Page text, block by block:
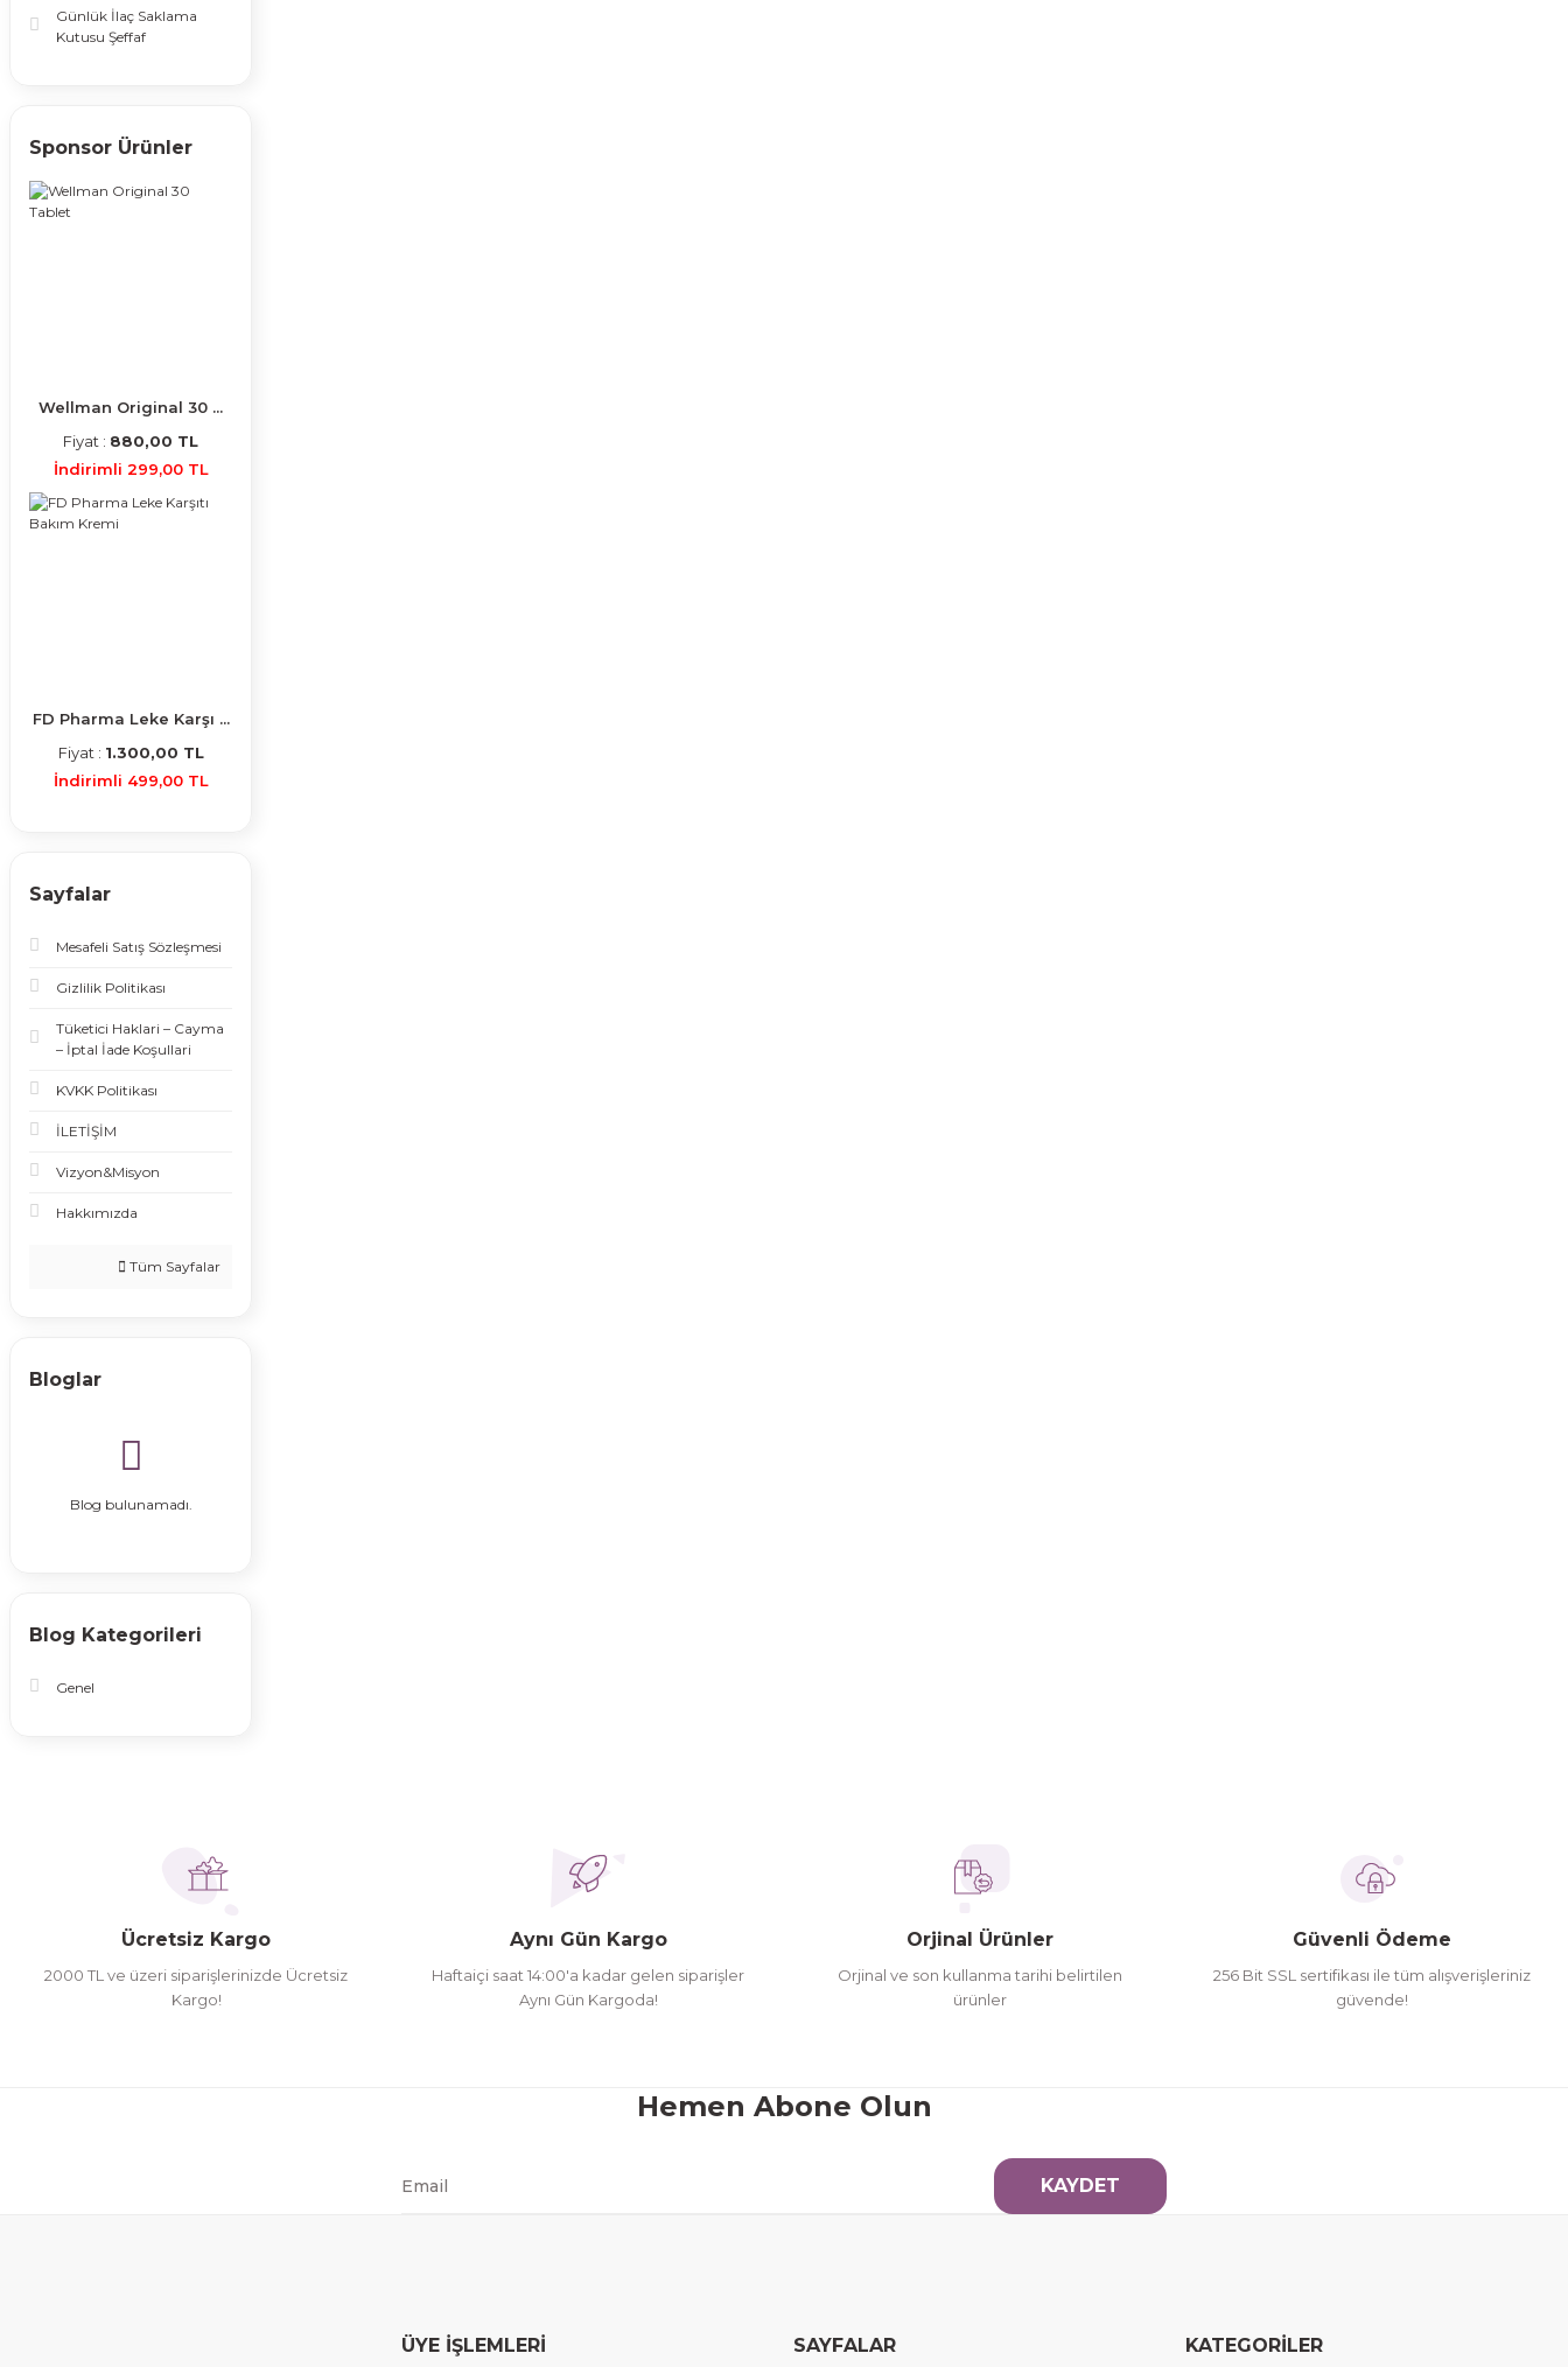
Günlük İlaç Saklama
Kutusu Şeffaf
Sponsor Ürünler
Wellman Original 30 ...
Fiyat : 880,00 TL
İndirimli 299,00 TL
FD Pharma Leke Karşı ...
Fiyat : 1.300,00 TL
İndirimli 499,00 TL
Sayfalar
Mesafeli Satış Sözleşmesi
Gizlilik Politikası
Tüketici Haklari – Cayma
– İptal İade Koşullari
KVKK Politikası
İLETİŞİM
Vizyon&Misyon
Hakkımızda
Tüm Sayfalar
Bloglar
Blog bulunamadı.
Blog Kategorileri
Genel
Ücretsiz Kargo
2000 TL ve üzeri siparişlerinizde Ücretsiz
Kargo!
Aynı Gün Kargo
Haftaiçi saat 14:00'a kadar gelen siparişler
Aynı Gün Kargoda!
Orjinal Ürünler
Orjinal ve son kullanma tarihi belirtilen
ürünler
Güvenli Ödeme
256 Bit SSL sertifikası ile tüm alışverişleriniz
güvende!
Hemen Abone Olun
KAYDET
ÜYE İŞLEMLERİ SAYFALAR KATEGORİLER